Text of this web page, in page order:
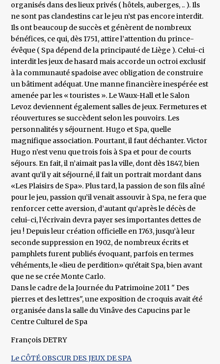
organisés dans des lieux privés ( hôtels, auberges, .. ). Ils
ne sont pas clandestins car le jeu n’st pas encore interdit.
Ils ont beaucoup de succès et génèrent de nombreux
bénéfices, ce qui, dès 1751, attire l’attention du prince-
évêque ( Spa dépend de la principauté de Liège ). Celui-ci
interdit les jeux de hasard mais accorde un octroi exclusif
à la communauté spadoise avec obligation de construire
un bâtiment adéquat. Une manne financière inespérée est
amenée par les « touristes ». Le Waux-Hall et le Salon
Levoz deviennent également salles de jeux. Fermetures et
réouvertures se succèdent selon les pouvoirs. Les
personnalités y séjournent. Hugo et Spa, quelle
magnifique association. Pourtant, il faut déchanter. Victor
Hugo n’est venu que trois fois à Spa et pour de courts
séjours. En fait, il n’aimait pas la ville, dont dès 1847, bien
avant qu’il y ait séjourné, il fait un portrait mordant dans
«Les Plaisirs de Spa». Plus tard, la passion de son fils aîné
pour le jeu, passion qu’il venait assouvir à Spa, ne fera que
renforcer cette aversion, d’autant qu’après le décès de
celui-ci, l’écrivain devra payer ses importantes dettes de
jeu ! Depuis leur création officielle en 1763, jusqu’à leur
seconde suppression en 1902, de nombreux écrits et
pamphlets furent publiés évoquant, parfois en termes
véhéments, le «lieu de perdition» qu’était Spa, bien avant
que ne se crée Monte Carlo.
Dans le cadre de la Journée du Patrimoine 2011 " Des
pierres et des lettres", une exposition de croquis avait été
organisée dans la salle du Vinâve des Capucins par le
Centre Culturel de Spa
François DETRY
Le CÔTÉ OBSCUR DES JEUX DE SPA